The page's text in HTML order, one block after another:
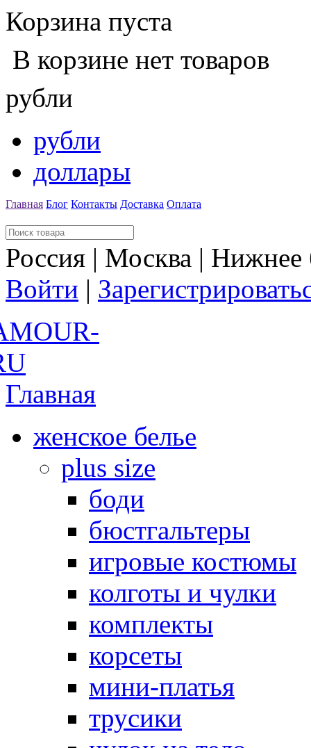
Корзина пуста
В корзине нет товаров
рубли
рубли
доллары
Главная Блог Контакты Доставка Оплата
Россия | Москва |
Войти |
Главная
женское белье
plus size
боди
бюстгальтеры
игровые костюмы
колготы и чулки
комплекты
корсеты
мини-платья
трусики